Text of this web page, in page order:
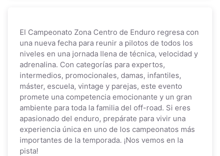
El Campeonato Zona Centro de Enduro regresa con
una nueva fecha para reunir a pilotos de todos los
niveles en una jornada llena de técnica, velocidad y
adrenalina. Con categorías para expertos,
intermedios, promocionales, damas, infantiles,
máster, escuela, vintage y parejas, este evento
promete una competencia emocionante y un gran
ambiente para toda la familia del off-road. Si eres
apasionado del enduro, prepárate para vivir una
experiencia única en uno de los campeonatos más
importantes de la temporada. ¡Nos vemos en la
pista!